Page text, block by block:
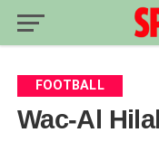
FOOTBALL
Wac-Al